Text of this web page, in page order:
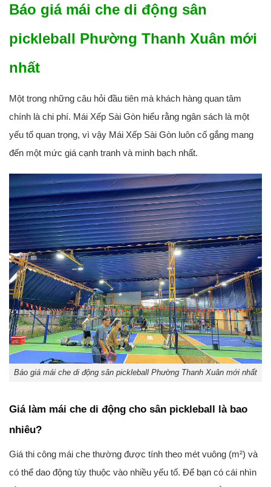
Báo giá mái che di động sân
pickleball Phường Thanh Xuân mới
nhất
Một trong những câu hỏi đầu tiên mà khách hàng quan tâm
chính là chi phí. Mái Xếp Sài Gòn hiểu rằng ngân sách là một
yếu tố quan trọng, vì vậy Mái Xếp Sài Gòn luôn cố gắng mang
đến một mức giá cạnh tranh và minh bạch nhất.
Báo giá mái che di động sân pickleball Phường Thanh Xuân mới nhất
Giá làm mái che di động cho sân pickleball là bao
nhiêu?
Giá thi công mái che thường được tính theo mét vuông (m²) và
có thể dao động tùy thuộc vào nhiều yếu tố. Để bạn có cái nhìn